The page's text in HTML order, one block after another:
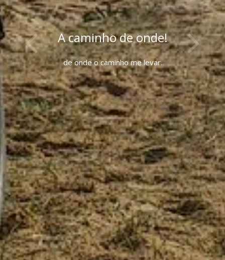
A caminho de onde!
de onde o caminho me levar.